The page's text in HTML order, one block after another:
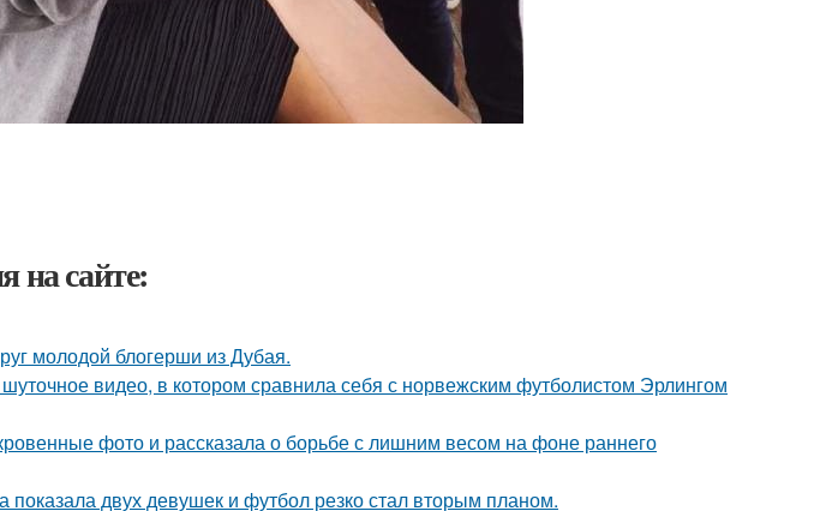
на сайте:
молодой блогерши из Дубая.
видео, в котором сравнила себя с норвежским футболистом Эрлингом
фото и рассказала о борьбе с лишним весом на фоне раннего
двух девушек и футбол резко стал вторым планом.